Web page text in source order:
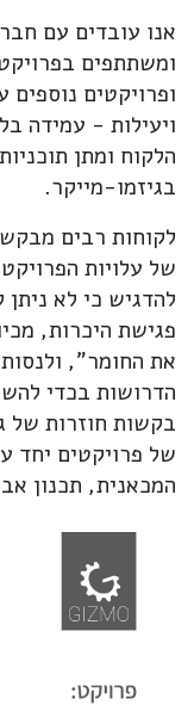
אנו עובדים עם
ומשתתפים
ופרויקטים
ויעילות - עמידה
הלקוח ומתן
בגיזמו-מייקר.
לקוחות רבים
של עלויות
להדגיש כי לא
פגישת היכרות,
את החומר",
הדרושות בכדי
בקשות חוזרות של
של פרויקטים יחד
המכאנית, תכנון